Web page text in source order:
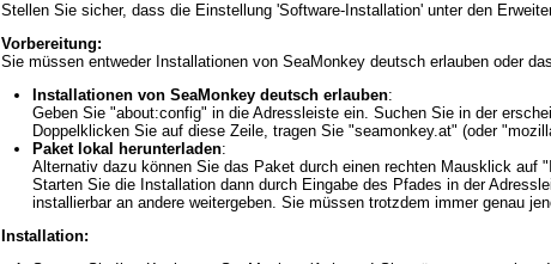
Stellen Sie sicher, dass die Einstellung 'Software-Installation' unter den
Vorbereitung:
Sie müssen entweder Installationen von SeaMonkey deutsch erlauben oder
Installationen von SeaMonkey deutsch erlauben:
Geben Sie "about:config" in die Adressleiste ein. Suchen Sie in der
Doppelklicken Sie auf diese Zeile, tragen Sie "seamonkey.at" (oder
Paket lokal herunterladen:
Alternativ dazu können Sie das Paket durch einen rechten Mausklick auf
Starten Sie die Installation dann durch Eingabe des Pfades in der
installierbar an andere weitergeben. Sie müssen trotzdem immer genau
Installation: